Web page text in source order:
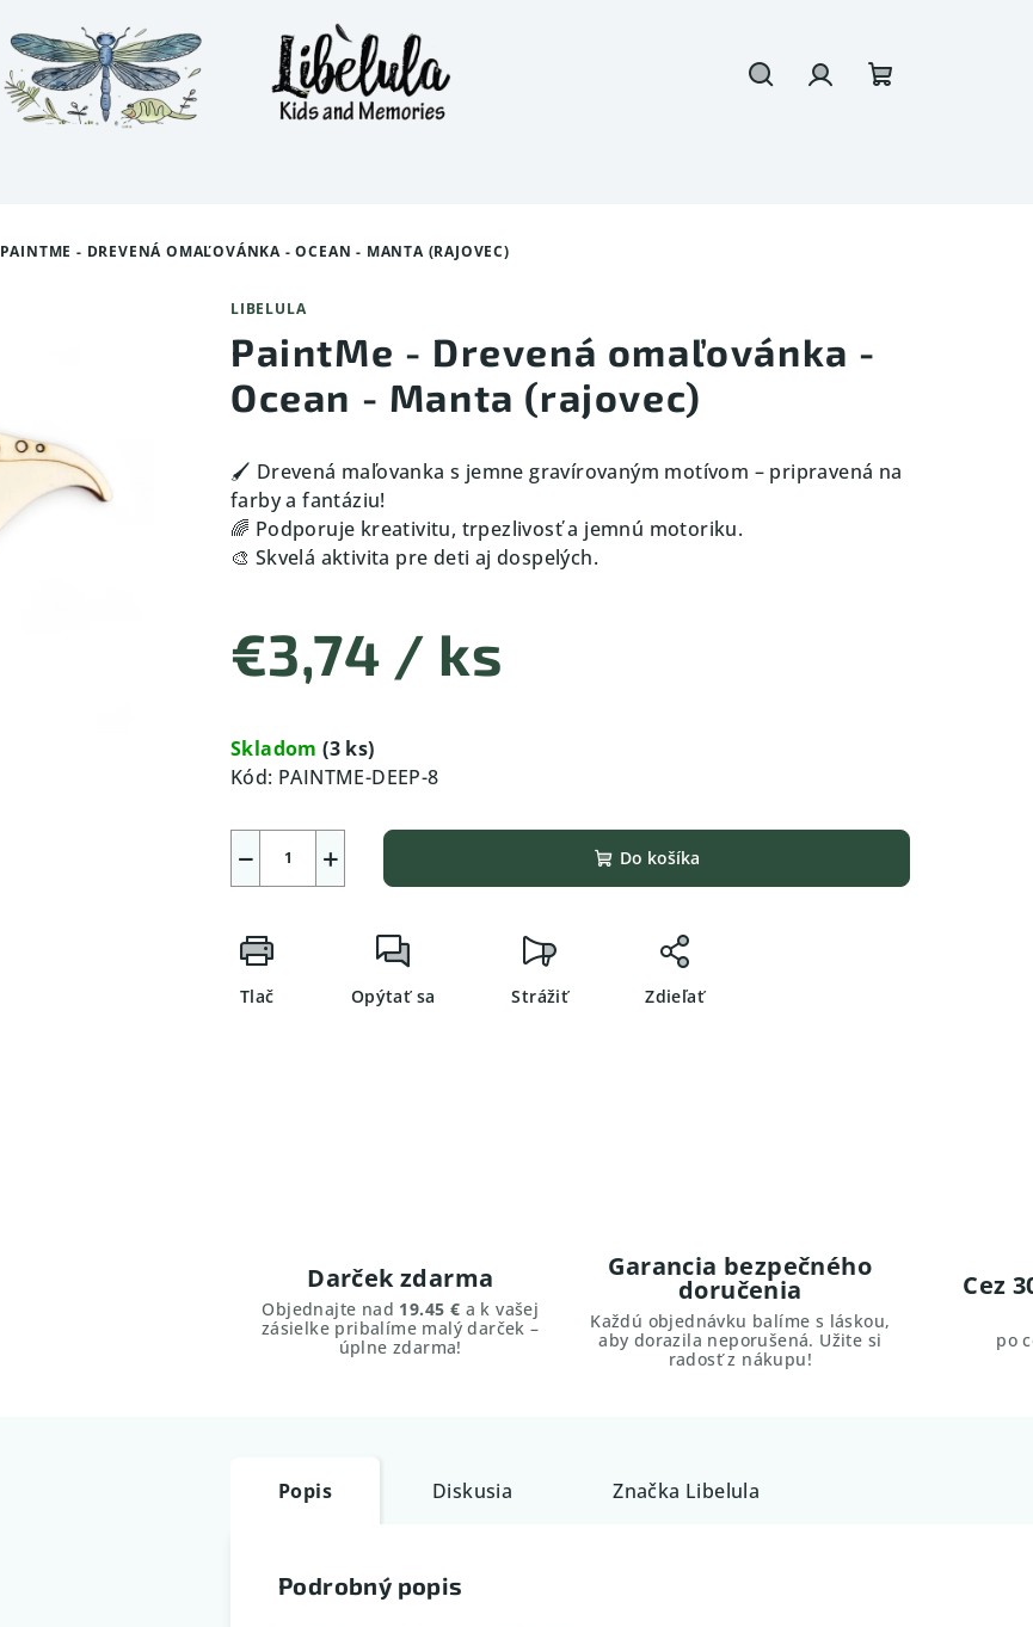
PAINTME - DREVENÁ OMAĽOVÁNKA - OCEAN - MANTA (RAJOVEC)
LIBELULA
PaintMe - Drevená omaľovánka -
Ocean - Manta (rajovec)
🖌️ Drevená maľovanka s jemne gravírovaným motívom – pripravená na
farby a fantáziu!
🌈 Podporuje kreativitu, trpezlivosť a jemnú motoriku.
🎨 Skvelá aktivita pre deti aj dospelých.
€3,74 / ks
cena:
Skladom(3 ks)
Kód: PAINTME-DEEP-8
+
− Do košíka
Tlač Opýtať sa Strážiť Zdieľať
Darček zdarma
Objednajte nad 19.45 € a k vašej
zásielke pribalíme malý darček –
úplne zdarma!
Garancia bezpečného
doručenia
Každú objednávku balíme s láskou,
aby dorazila neporušená. Užite si
radosť z nákupu!
Cez
po
Popis Diskusia Značka Libelula
Podrobný popis